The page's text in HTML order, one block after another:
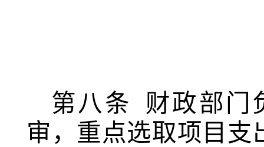
第八条
财政部门
审，重点选取项目